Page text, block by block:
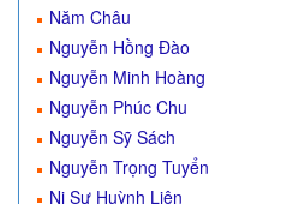
Năm Châu
Nguyễn Hồng Đào
Nguyễn Minh Hoàng
Nguyễn Phúc Chu
Nguyễn Sỹ Sách
Nguyễn Trọng Tuyển
Ni Sư Huỳnh Liên